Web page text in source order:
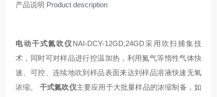
产品说明 Product description
电动干式氮吹仪 NAI-DCY-12GD,24GD采用吹扫捕集技
术，同时可对样品进行控温加热，利用氮气等惰性气体快
速、可控、连续地吹到样品表面来达到样品溶液快速无氧
浓缩。 干式氮吹仪主要应用于大批量样品的浓缩制备，如